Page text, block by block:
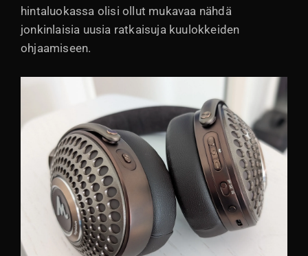
hintaluokassa olisi ollut mukavaa nähdä
jonkinlaisia uusia ratkaisuja kuulokkeiden
ohjaamiseen.